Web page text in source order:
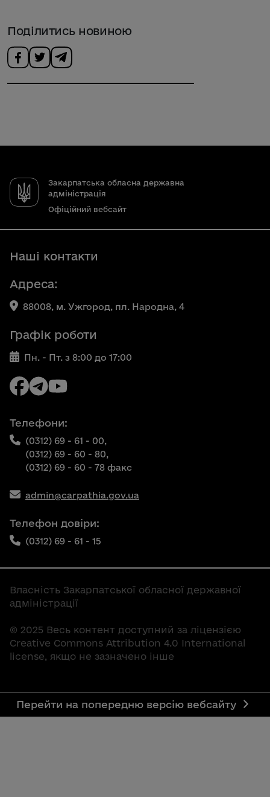
Поділитись новиною
Закарпатська обласна державна
адміністрація
Офіційний вебсайт
Наші контакти
Адреса:
88008, м. Ужгород, пл. Народна, 4
Графік роботи
Пн. - Пт. з 8:00 до 17:00
Телефони:
(0312) 69 - 61 - 00,
(0312) 69 - 60 - 80,
(0312) 69 - 60 - 78 факс
admin@carpathia.gov.ua
Телефон довіри:
(0312) 69 - 61 - 15
Власність Закарпатської обласної державної
адміністрації
© 2025 Весь контент доступний за ліцензією
Creative Commons Attribution 4.0 International
license, якщо не зазначено інше
Перейти на попередню версію вебсайту